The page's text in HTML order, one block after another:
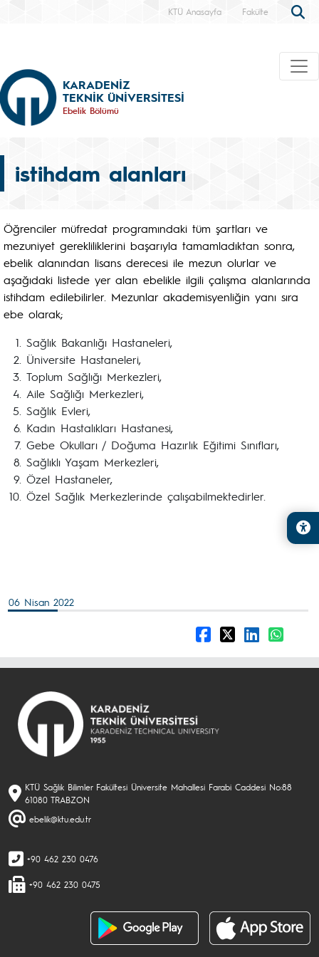
KTÜ Anasayfa Fakülte
KARADENİZ
TEKNİK ÜNİVERSİTESİ
Ebelik Bölümü
istihdam alanları
Öğrenciler müfredat programındaki tüm şartları ve
mezuniyet gerekliliklerini başarıyla tamamladıktan sonra,
ebelik alanından lisans derecesi ile mezun olurlar ve
aşağıdaki listede yer alan ebelikle ilgili çalışma alanlarında
istihdam edilebilirler. Mezunlar akademisyenliğin yanı sıra
ebe olarak;
Sağlık Bakanlığı Hastaneleri,
Üniversite Hastaneleri,
Toplum Sağlığı Merkezleri,
Aile Sağlığı Merkezleri,
Sağlık Evleri,
Kadın Hastalıkları Hastanesi,
Gebe Okulları / Doğuma Hazırlık Eğitimi Sınıfları,
Sağlıklı Yaşam Merkezleri,
Özel Hastaneler,
Özel Sağlık Merkezlerinde çalışabilmektedirler.
06 Nisan 2022
KTÜ Sağlık Bilimler Fakültesi Üniversite Mahallesi Farabi Caddesi No:88
61080 TRABZON
ebelik@ktu.edu.tr
+90 462 230 0476
+90 462 230 0475